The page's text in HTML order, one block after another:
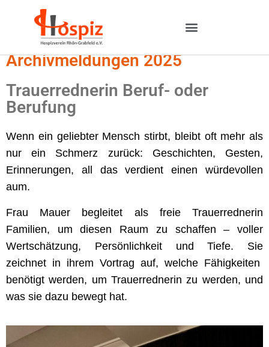
Archivmeldungen 2025
Trauerrednerin Beruf- oder
Berufung
Wenn ein geliebter Mensch stirbt, bleibt oft mehr als
nur ein Schmerz zurück: Geschichten, Gesten,
Erinnerungen, all das verdient einen würdevollen
aum.
Frau Mauer begleitet als freie Trauerrednerin
Familien, um diesen Raum zu schaffen – voller
Wertschätzung, Persönlichkeit und Tiefe. Sie
zeichnet in ihrem Vortrag auf, welche Fähigkeiten
benötigt werden, um Trauerrednerin zu werden, und
was sie dazu bewegt hat.